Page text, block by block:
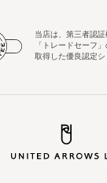
当店は、第三者認証
「トレードセーフ
取得した優良認定